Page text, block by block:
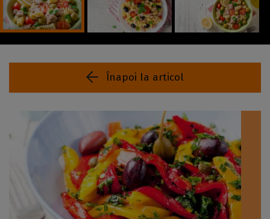
Înapoi la articol